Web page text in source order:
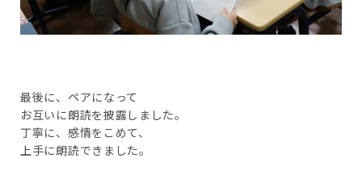
最後に、ペアになって
お互いに朗読を披露しました。
丁寧に、感情をこめて、
上手に朗読できました。